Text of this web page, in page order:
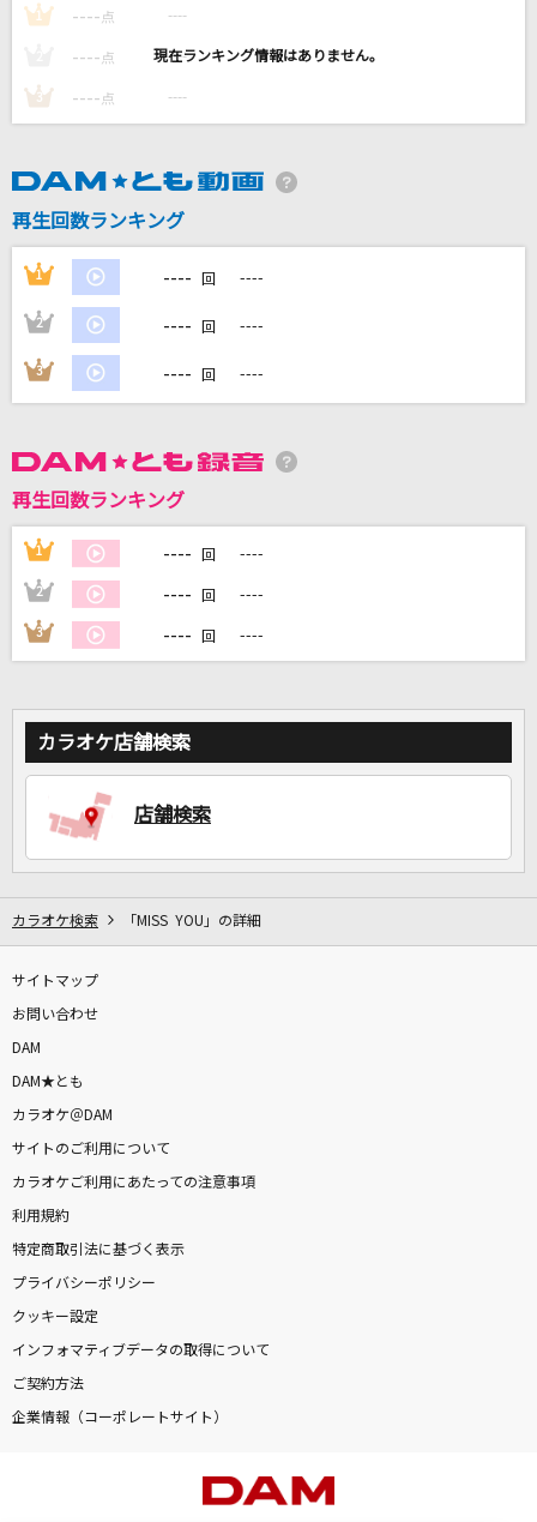
終わらないシンフォニア
[fine]天祥院英智(CV.緑川光)、日々樹渉(CV.江口拓也)、姫宮桃李(CV.村瀬
歩)、伏見弓弦(CV.橋本晃太朗)
白春夢
怪獣の花唄
Vaundy
DAMの新曲・ランキングなど
カラオケをもっと楽しもう！
家族や友達と一緒に！練習にも！
1 ---- 点 ----
---- 点 ----
3 ---- 点 ----
再生回数ランキング
1 ---- 回 ----
2 ---- 回 ----
3 ---- 回 ----
再生回数ランキング
1 ---- 回 ----
2 ---- 回 ----
3 ---- 回 ----
カラオケ店舗検索
店舗検索
カラオケ検索 「MISS YOU」の詳細
サイトマップ
お問い合わせ
DAM
DAM★とも
カラオケ＠DAM
サイトのご利用について
カラオケご利用にあたっての注意事項
利用規約
特定商取引法に基づく表示
プライバシーポリシー
クッキー設定
インフォマティブデータの取得について
ご契約方法
企業情報（コーポレートサイト）